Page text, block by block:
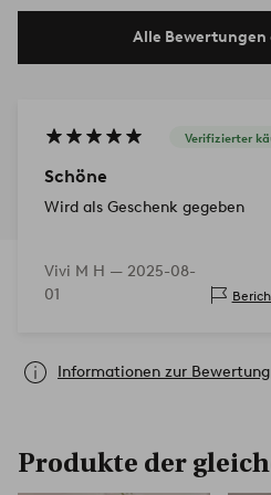
Alle Bewertungen
Verifizierter
Schöne
Wird als Geschenk gegeben
Vivi M H — 2025-08-
01
Informationen zur Bewertung
Produkte der